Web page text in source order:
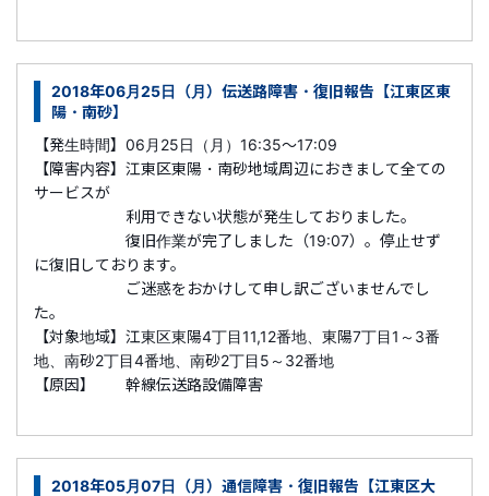
2018年06月25日（月）伝送路障害・復旧報告【江東区東
陽・南砂】
【発生時間】06月25日（月）16:35～17:09
【障害内容】江東区東陽・南砂地域周辺におきまして全ての
サービスが
利用できない状態が発生しておりました。
復旧作業が完了しました（19:07）。停止せず
に復旧しております。
ご迷惑をおかけして申し訳ございませんでし
た。
【対象地域】江東区東陽4丁目11,12番地、東陽7丁目1～3番
地、南砂2丁目4番地、南砂2丁目5～32番地
【原因】 幹線伝送路設備障害
2018年05月07日（月）通信障害・復旧報告【江東区大